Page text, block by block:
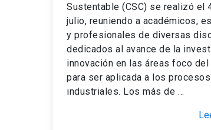
Sustentable (CSC) se realizó el
julio, reuniendo a académicos,
y profesionales de diversas
dedicados al avance de la
innovación en las áreas foco del
para ser aplicada a los procesos
industriales. Los más de …